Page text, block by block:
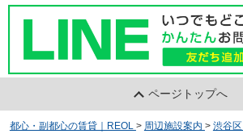
ページトップへ
都心・副都心の賃貸｜REOL > 周辺施設案内 > 渋谷区